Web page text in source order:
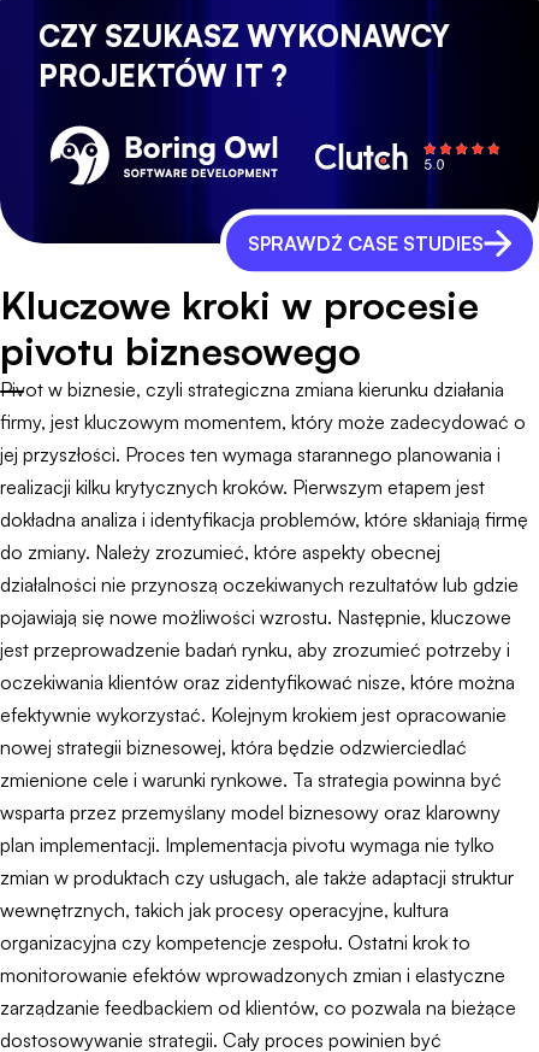
CZY SZUKASZ WYKONAWCY
PROJEKTÓW IT ?
SPRAWDŹ CASE STUDIES
Kluczowe kroki w procesie
pivotu biznesowego
Pivot w biznesie, czyli strategiczna zmiana kierunku działania
firmy, jest kluczowym momentem, który może zadecydować o
jej przyszłości. Proces ten wymaga starannego planowania i
realizacji kilku krytycznych kroków. Pierwszym etapem jest
dokładna analiza i identyfikacja problemów, które skłaniają firmę
do zmiany. Należy zrozumieć, które aspekty obecnej
działalności nie przynoszą oczekiwanych rezultatów lub gdzie
pojawiają się nowe możliwości wzrostu. Następnie, kluczowe
jest przeprowadzenie badań rynku, aby zrozumieć potrzeby i
oczekiwania klientów oraz zidentyfikować nisze, które można
efektywnie wykorzystać. Kolejnym krokiem jest opracowanie
nowej strategii biznesowej, która będzie odzwierciedlać
zmienione cele i warunki rynkowe. Ta strategia powinna być
wsparta przez przemyślany model biznesowy oraz klarowny
plan implementacji. Implementacja pivotu wymaga nie tylko
zmian w produktach czy usługach, ale także adaptacji struktur
wewnętrznych, takich jak procesy operacyjne, kultura
organizacyjna czy kompetencje zespołu. Ostatni krok to
monitorowanie efektów wprowadzonych zmian i elastyczne
zarządzanie feedbackiem od klientów, co pozwala na bieżące
dostosowywanie strategii. Cały proces powinien być